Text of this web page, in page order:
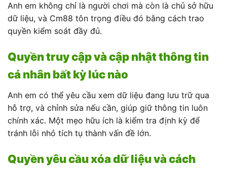
Anh em không chỉ là người chơi mà còn là chủ sở hữu
dữ liệu, và Cm88 tôn trọng điều đó bằng cách trao
quyền kiểm soát đầy đủ.
Quyền truy cập và cập nhật thông tin
cá nhân bất kỳ lúc nào
Anh em có thể yêu cầu xem dữ liệu đang lưu trữ qua
hỗ trợ, và chỉnh sửa nếu cần, giúp giữ thông tin luôn
chính xác. Một mẹo hữu ích là kiểm tra định kỳ để
tránh lỗi nhỏ tích tụ thành vấn đề lớn.
Quyền yêu cầu xóa dữ liệu và cách